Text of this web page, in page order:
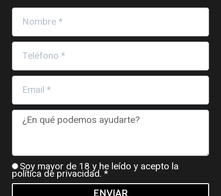
Soy mayor de 18 y he leído y acepto la
política de privacidad. *
ENVIAR